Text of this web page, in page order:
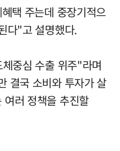
택 주는데 중장기적으
다"고 설명했다.
중심 수출 위주"라며
결국 소비와 투자가 살
여러 정책을 추진할